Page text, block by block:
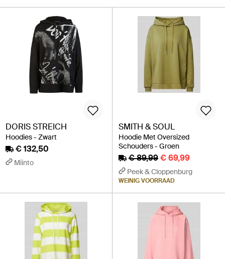
DORIS STREICH
Hoodies - Zwart
€ 132,50
Miinto
SMITH & SOUL
Hoodie Met Oversized
Schouders - Groen
€ 89,99€ 69,99
Peek & Cloppenburg
WEINIG VOORRAAD